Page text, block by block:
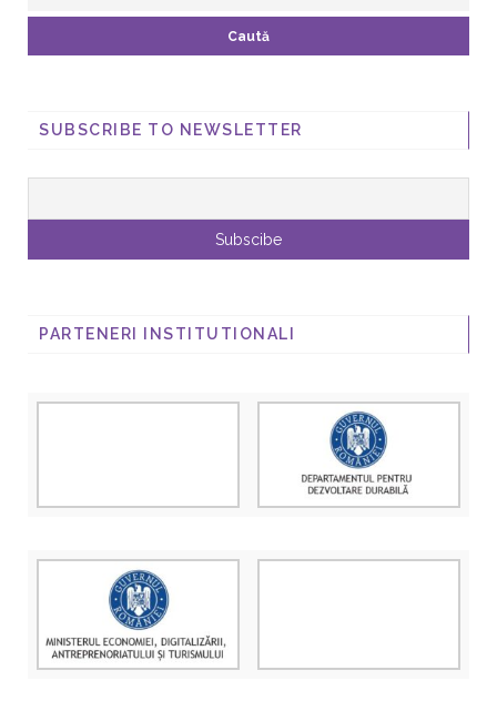
SUBSCRIBE TO NEWSLETTER
PARTENERI INSTITUTIONALI